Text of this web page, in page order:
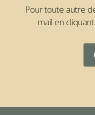
Pour toute autre
mail en